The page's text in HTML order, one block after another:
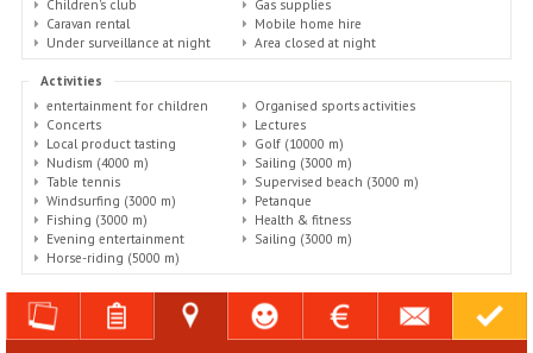
Children's club
Gas supplies
Caravan rental
Mobile home hire
Under surveillance at night
Area closed at night
Activities
entertainment for children
Organised sports activities
Concerts
Lectures
Local product tasting
Golf (10000 m)
Nudism (4000 m)
Sailing (3000 m)
Table tennis
Supervised beach (3000 m)
Windsurfing (3000 m)
Petanque
Fishing (3000 m)
Health & fitness
Evening entertainment
Sailing (3000 m)
Horse-riding (5000 m)